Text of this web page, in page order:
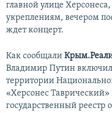
главной улице
укреплениям, вечером
ждет концерт.
Как сообщали
Владимир Путин
территории
«Херсонес
государственный реестр